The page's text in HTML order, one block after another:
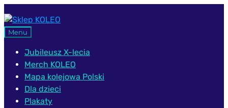
Przejdź
do
Przejdź
do
Menu
Jubileusz X-lecia
Merch KOLEO
Mapa kolejowa Polski
Dla dzieci
Plakaty